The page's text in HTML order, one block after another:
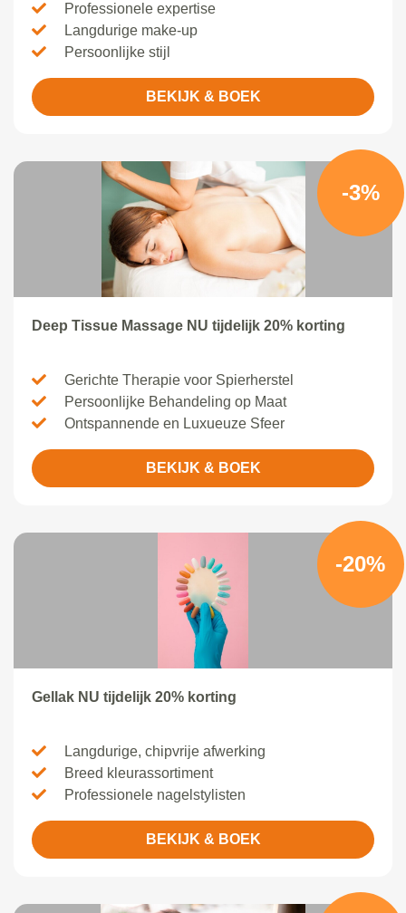
Professionele expertise
Langdurige make-up
Persoonlijke stijl
BEKIJK & BOEK
-3%
Deep Tissue Massage NU tijdelijk 20% korting
Gerichte Therapie voor Spierherstel
Persoonlijke Behandeling op Maat
Ontspannende en Luxueuze Sfeer
BEKIJK & BOEK
-20%
Gellak NU tijdelijk 20% korting
Langdurige, chipvrije afwerking
Breed kleurassortiment
Professionele nagelstylisten
BEKIJK & BOEK